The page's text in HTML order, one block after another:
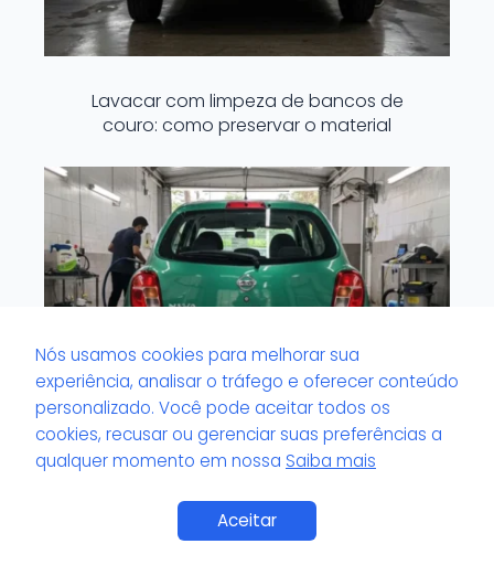
Lavacar com limpeza de bancos de
couro: como preservar o material
biodegradáveis: benefício real ao meio
ambiente?
Nós usamos cookies para melhorar sua
experiência, analisar o tráfego e oferecer conteúdo
personalizado. Você pode aceitar todos os
cookies, recusar ou gerenciar suas preferências a
qualquer momento em nossa Saiba mais
Aceitar